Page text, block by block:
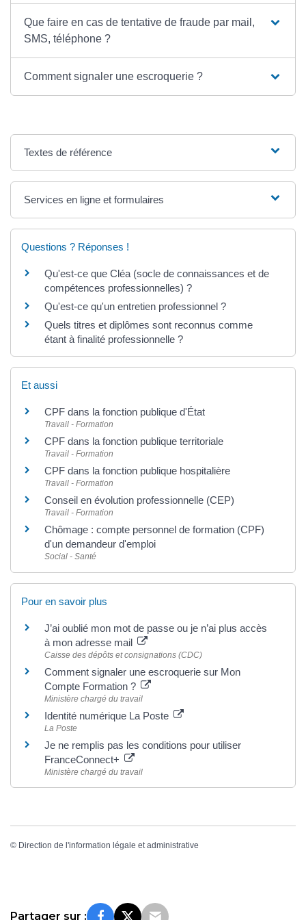
Que faire en cas de tentative de fraude par mail,
SMS, téléphone ?
Comment signaler une escroquerie ?
Textes de référence
Services en ligne et formulaires
Questions ? Réponses !
Qu'est-ce que Cléa (socle de connaissances et de
compétences professionnelles) ?
Qu'est-ce qu'un entretien professionnel ?
Quels titres et diplômes sont reconnus comme
étant à finalité professionnelle ?
Et aussi
CPF dans la fonction publique d'État
Travail - Formation
CPF dans la fonction publique territoriale
Travail - Formation
CPF dans la fonction publique hospitalière
Travail - Formation
Conseil en évolution professionnelle (CEP)
Travail - Formation
Chômage : compte personnel de formation (CPF)
d'un demandeur d'emploi
Social - Santé
Pour en savoir plus
J’ai oublié mon mot de passe ou je n’ai plus accès
à mon adresse mail
Caisse des dépôts et consignations (CDC)
Comment signaler une escroquerie sur Mon
Compte Formation ?
Ministère chargé du travail
Identité numérique La Poste
La Poste
Je ne remplis pas les conditions pour utiliser
FranceConnect+
Ministère chargé du travail
© Direction de l'information légale et administrative
Partager sur :